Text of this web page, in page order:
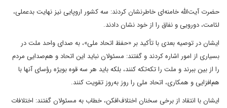
حضرت آیت‌الله خامنه‌ای خاطرنشان کردند: سه کشور اروپایی نیز نهایت بدعملی،
لئامت، دورویی و نفاق را از خود نشان دادند.
ایشان در توصیه بعدی با تأکید بر «حفظ اتحاد ملی»، به صدای واحد ملت در
بسیاری از امور اشاره کردند و گفتند: مسئولان نباید این اتحاد و هم‌صدایی مردم
را از بین ببرند و ملت را تکه‌تکه کنند، بلکه باید هر سه قوه بویژه رؤسای آنها با
هم‌افزایی و همکاری، اتحاد ملی را روز به‌روز تقویت کنند.
ایشان با انتقاد از برخی سخنان اختلاف‌افکن، خطاب به مسئولان گفتند: اختلافات